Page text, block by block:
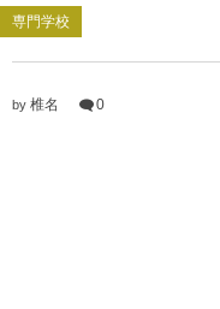
専門学校
by 椎名 0